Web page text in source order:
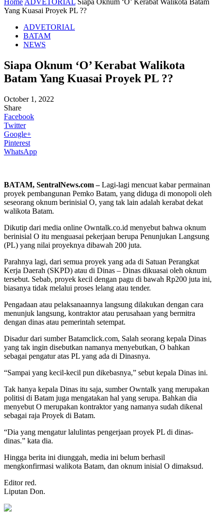
Home ADVETORIAL Siapa Oknum ‘O’ Kerabat Walikota Batam
Yang Kuasai Proyek PL ??
ADVETORIAL
BATAM
NEWS
Siapa Oknum ‘O’ Kerabat Walikota
Batam Yang Kuasai Proyek PL ??
October 1, 2022
Share
Facebook
Twitter
Google+
Pinterest
WhatsApp
BATAM, SentralNews.com –Lagi-lagi mencuat kabar permainan
proyek pembangunan Pemko Batam, yang diduga di monopoli oleh
seseorang oknum berinisial O, yang tak lain adalah kerabat dekat
walikota Batam.
Dikutip dari media online Owntalk.co.id menyebut bahwa oknum
berinisial O itu menguasai pekerjaan berupa Penunjukan Langsung
(PL) yang nilai proyeknya dibawah 200 juta.
Parahnya lagi, dari semua proyek yang ada di Satuan Perangkat
Kerja Daerah (SKPD) atau di Dinas – Dinas dikuasai oleh oknum
tersebut. Sebab, proyek kecil dengan pagu di bawah Rp200 juta ini,
biasanya tidak melalui proses lelang atau tender.
Pengadaan atau pelaksanaannya langsung dilakukan dengan cara
menunjuk langsung, kontraktor atau perusahaan yang bermitra
dengan dinas atau pemerintah setempat.
Disadur dari sumber Batamclick.com, Salah seorang kepala Dinas
yang tak ingin disebutkan namanya menyebutkan, O bahkan
sebagai pengatur atas PL yang ada di Dinasnya.
“Sampai yang kecil-kecil pun dikebasnya,” sebut kepala Dinas ini.
Tak hanya kepala Dinas itu saja, sumber Owntalk yang merupakan
politisi di Batam juga mengatakan hal yang serupa. Bahkan dia
menyebut O merupakan kontraktor yang namanya sudah dikenal
sebagai raja Proyek di Batam.
“Dia yang mengatur lalulintas pengerjaan proyek PL di dinas-
dinas.” kata dia.
Hingga berita ini diunggah, media ini belum berhasil
mengkonfirmasi walikota Batam, dan oknum inisial O dimaksud.
Editor red.
Liputan Don.